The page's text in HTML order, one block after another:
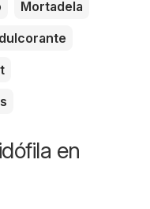
Mortadela
en